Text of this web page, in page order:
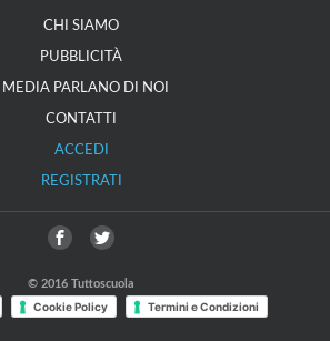
CHI SIAMO
PUBBLICITÀ
I MEDIA PARLANO DI NOI
CONTATTI
ACCEDI
REGISTRATI
© 2016 Tuttoscuola
Cookie Policy Termini e Condizioni